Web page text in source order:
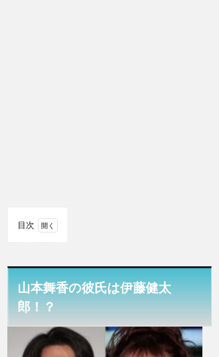
目次
健太
郎！？
2
山
サボテ
ンは伊
藤健太
山本舞香の彼氏は伊藤健太
郎！？